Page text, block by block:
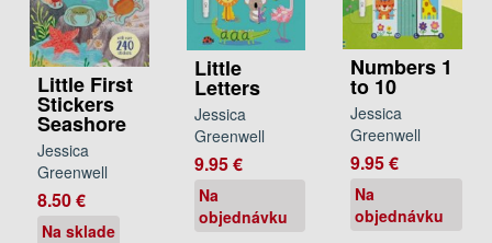
Little First
Stickers
Seashore
Jessica
Greenwell
8.50 €
Na sklade
Little
Letters
Jessica
Greenwell
9.95 €
Na
objednávku
Numbers 1
to 10
Jessica
Greenwell
9.95 €
Na
objednávku